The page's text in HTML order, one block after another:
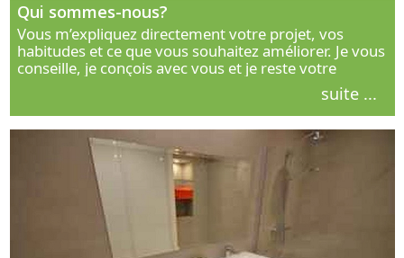
Qui sommes-nous?
Vous m’expliquez directement votre projet, vos
habitudes et ce que vous souhaitez améliorer. Je vous
conseille, je conçois avec vous et je reste votre
interlocuteur principal. Découvrez ma façon de vous
suite ...